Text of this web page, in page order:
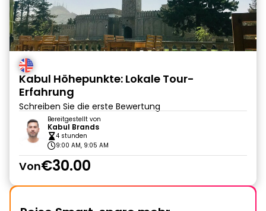
Kabul Höhepunkte: Lokale Tour-
Erfahrung
Schreiben Sie die erste Bewertung
Bereitgestellt von
Kabul Brands
4 stunden
9:00 AM, 9:05 AM
Von€30.00